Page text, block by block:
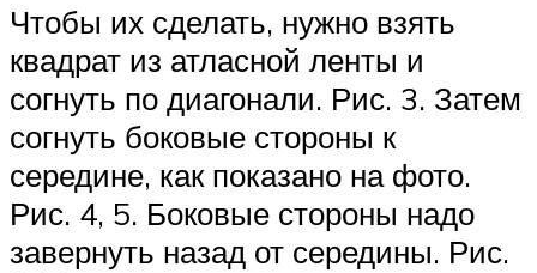
Чтобы их сделать, нужно взять
квадрат из атласной ленты и
согнуть по диагонали. Рис. 3. Затем
согнуть боковые стороны к
середине, как показано на фото.
Рис. 4, 5. Боковые стороны надо
завернуть назад от середины. Рис.